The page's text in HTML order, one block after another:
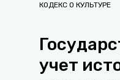
КОДЕКС О КУЛЬТУРЕ
учет